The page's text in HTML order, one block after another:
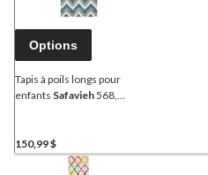
Options
Tapis à poils longs pour
enfants Safavieh568,
150,99 $